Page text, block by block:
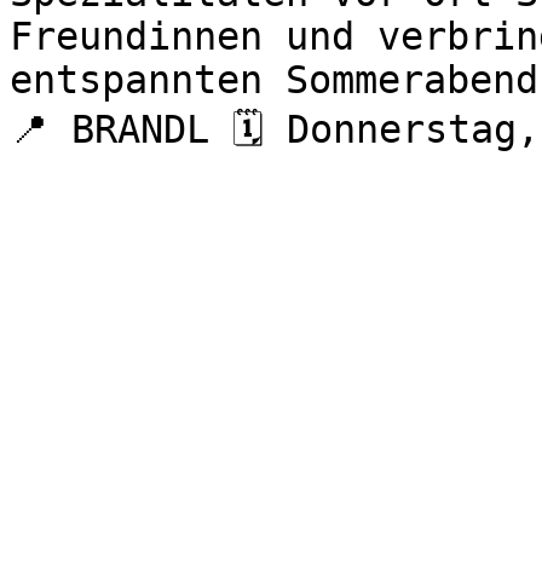
Freundinnen und
entspannten